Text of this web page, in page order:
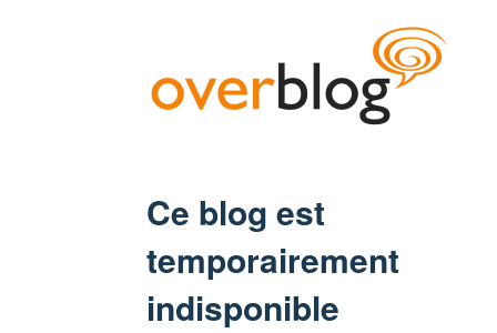
Ce blog est
temporairement
indisponible